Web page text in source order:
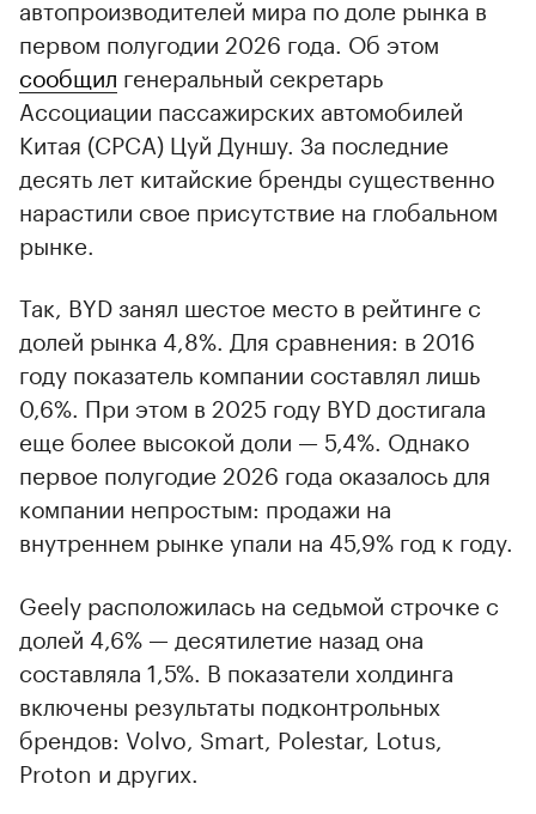
автопроизводителей мира по доле рынка в
первом полугодии 2026 года. Об этом
сообщил генеральный секретарь
Ассоциации пассажирских автомобилей
Китая (CPCA) Цуй Дуншу. За последние
десять лет китайские бренды существенно
нарастили свое присутствие на глобальном
рынке.
Так, BYD занял шестое место в рейтинге с
долей рынка 4,8%. Для сравнения: в 2016
году показатель компании составлял лишь
0,6%. При этом в 2025 году BYD достигала
еще более высокой доли — 5,4%. Однако
первое полугодие 2026 года оказалось для
компании непростым: продажи на
внутреннем рынке упали на 45,9% год к году.
Geely расположилась на седьмой строчке с
долей 4,6% — десятилетие назад она
составляла 1,5%. В показатели холдинга
включены результаты подконтрольных
брендов: Volvo, Smart, Polestar, Lotus,
Proton и других.